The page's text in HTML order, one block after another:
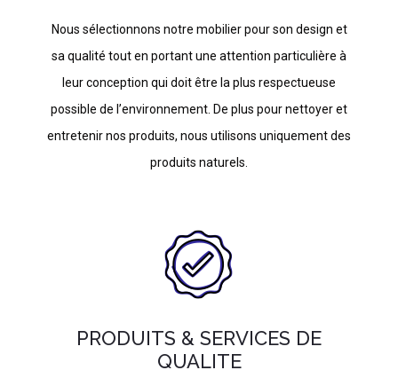
Nous sélectionnons notre mobilier pour son design et
sa qualité tout en portant une attention particulière à
leur conception qui doit être la plus respectueuse
possible de l’environnement. De plus pour nettoyer et
entretenir nos produits, nous utilisons uniquement des
produits naturels.
PRODUITS & SERVICES DE
QUALITE